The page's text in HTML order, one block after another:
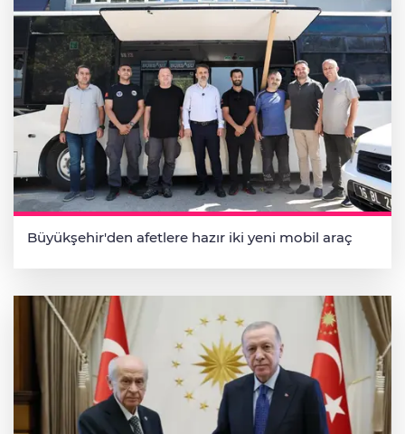
Büyükşehir'den afetlere hazır iki yeni mobil araç